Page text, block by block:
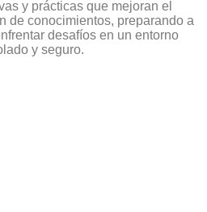
y prácticas que mejoran el
de conocimientos, preparando a
desafíos en un entorno
y seguro.